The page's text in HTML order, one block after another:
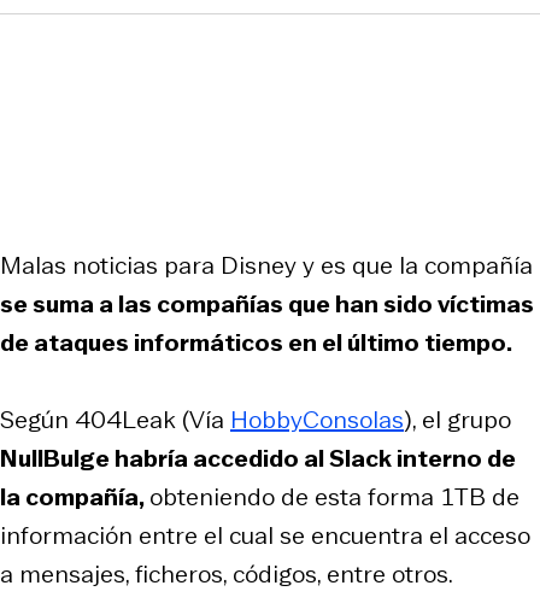
Malas noticias para Disney y es que la compañía
se suma a las compañías que han sido víctimas
de ataques informáticos en el último tiempo.
Según 404Leak (Vía HobbyConsolas), el grupo
NullBulge habría accedido al Slack interno de
la compañía,obteniendo de esta forma 1TB de
información entre el cual se encuentra el acceso
a mensajes, ficheros, códigos, entre otros.